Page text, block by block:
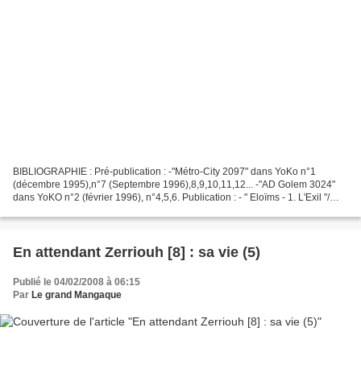
BIBLIOGRAPHIE : Pré-publication : -"Métro-City 2097" dans YoKo n°1
(décembre 1995),n°7 (Septembre 1996),8,9,10,11,12... -"AD Golem 3024"
dans YoKO n°2 (février 1996), n°4,5,6. Publication : - " Eloïms - 1. L'Exil "/
En attendant Zerriouh [8] : sa vie (5)
Publié le 04/02/2008 à 06:15
Par Le grand Mangaque